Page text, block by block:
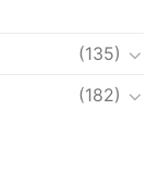
(135)
(182)